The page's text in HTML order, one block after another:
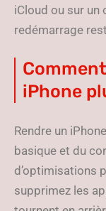
iCloud ou sur un
redémarrage
iPhone
Rendre un
basique et du
d’optimisations
supprimez les